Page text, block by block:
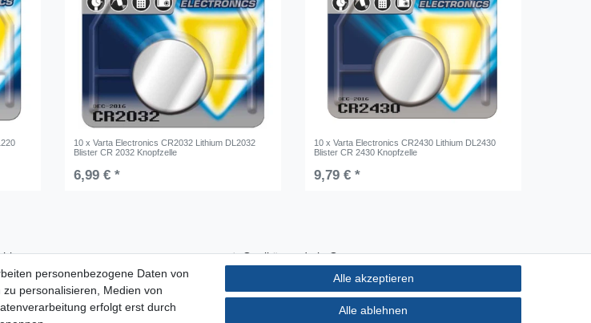
10 x Varta Electronics CR2032 Lithium DL2032
Blister CR 2032 Knopfzelle
6,99 € *
10 x Varta Electronics CR2430 Lithium DL2430
Blister CR 2430 Knopfzelle
9,79 € *
Qualität made in Germany
Schnelle & sichere Lieferung
Ideal für Selbermacher (DIY)
personenbezogene Daten von
personalisieren, Medien von
erfolgt erst durch
Alle akzeptieren
Alle ablehnen